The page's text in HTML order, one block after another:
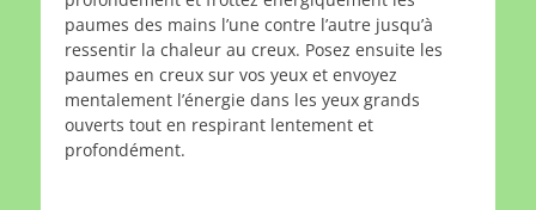
paumes des mains l’une contre l’autre jusqu’à
ressentir la chaleur au creux. Posez ensuite les
paumes en creux sur vos yeux et envoyez
mentalement l’énergie dans les yeux grands
ouverts tout en respirant lentement et
profondément.